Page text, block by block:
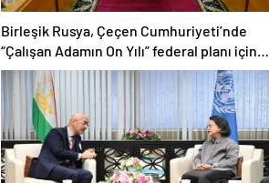
Birleşik Rusya, Çeçen Cumhuriyeti’nde
“Çalışan Adamın On Yılı” federal planı için
bir dizi öneri düzenledi